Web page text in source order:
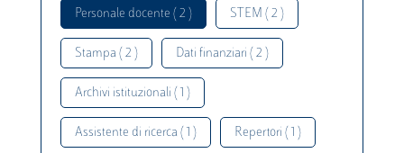
Personale docente ( 2 ) STEM ( 2 )
Stampa ( 2 ) Dati finanziari ( 2 )
Archivi istituzionali ( 1 )
Assistente di ricerca ( 1 ) Repertori ( 1 )